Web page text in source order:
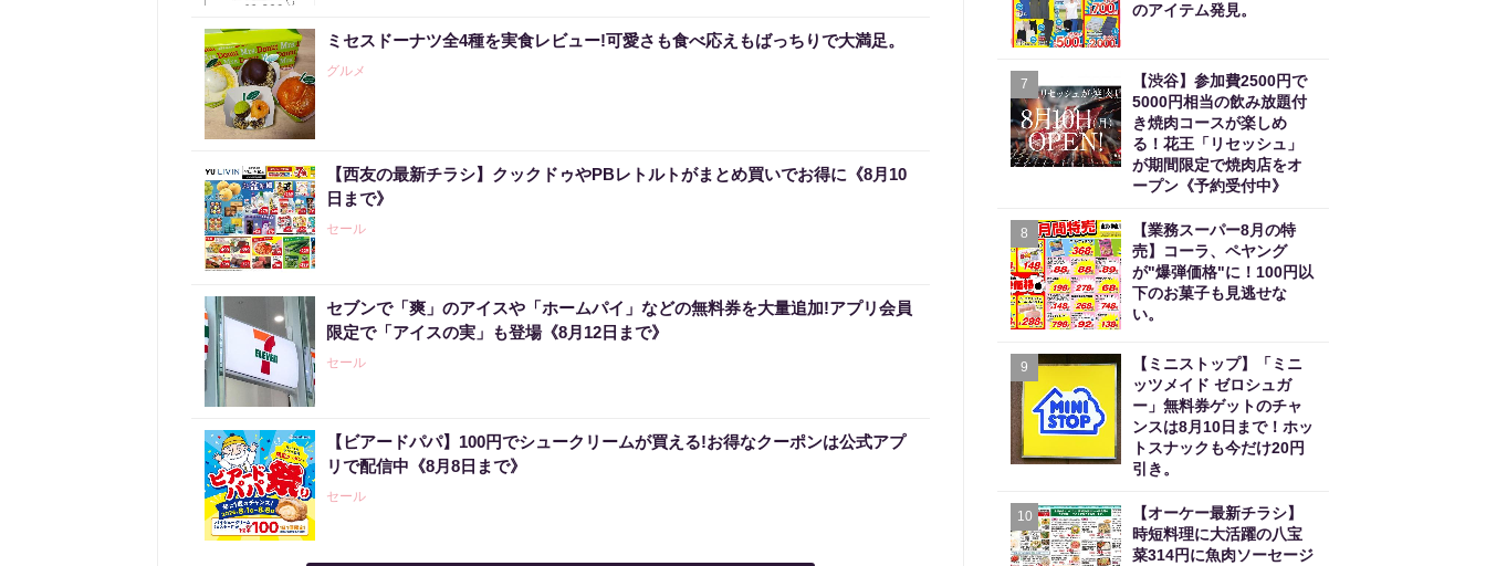
ミセスドーナツ全4種を実食レビュー!可愛さも食べ応えもばっちりで大満足。
グルメ
【西友の最新チラシ】クックドゥやPBレトルトがまとめ買いでお得に《8月10
日まで》
セール
セブンで「爽」のアイスや「ホームパイ」などの無料券を大量追加!アプリ会員
限定で「アイスの実」も登場《8月12日まで》
セール
【ビアードパパ】100円でシュークリームが買える!お得なクーポンは公式アプ
リで配信中《8月8日まで》
セール
のアイテム発見。
7
【渋谷】参加費2500円で
5000円相当の飲み放題付
き焼肉コースが楽しめ
る！花王「リセッシュ」
が期間限定で焼肉店をオ
ープン《予約受付中》
8
【業務スーパー8月の特
売】コーラ、ペヤング
が"爆弾価格"に！100円以
下のお菓子も見逃せな
い。
9
【ミニストップ】「ミニ
ッツメイド ゼロシュガ
ー」無料券ゲットのチャ
ンスは8月10日まで！ホッ
トスナックも今だけ20円
引き。
10
【オーケー最新チラシ】
時短料理に大活躍の八宝
菜314円に魚肉ソーセージ